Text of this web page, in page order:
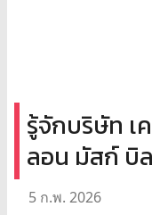
รู้จักบริษัท เ
ลอน มัสก์ บิ
5 ก.พ. 2026